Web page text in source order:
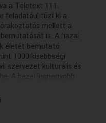
a Teletext 111.
feladatául tűzi ki a
mellett a
is. A hazai
életét bemutató
1000 kisebbségi
szervezet kulturális és
A hazai legnagyobb
magazinműsor.